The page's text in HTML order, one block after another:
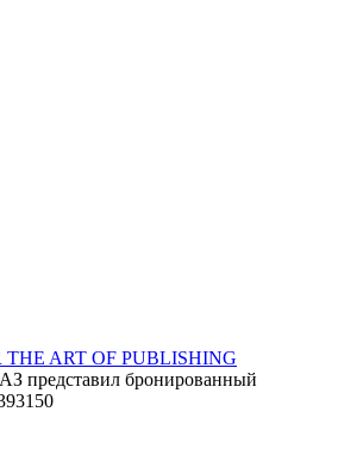
THE ART OF PUBLISHING
представил бронированный